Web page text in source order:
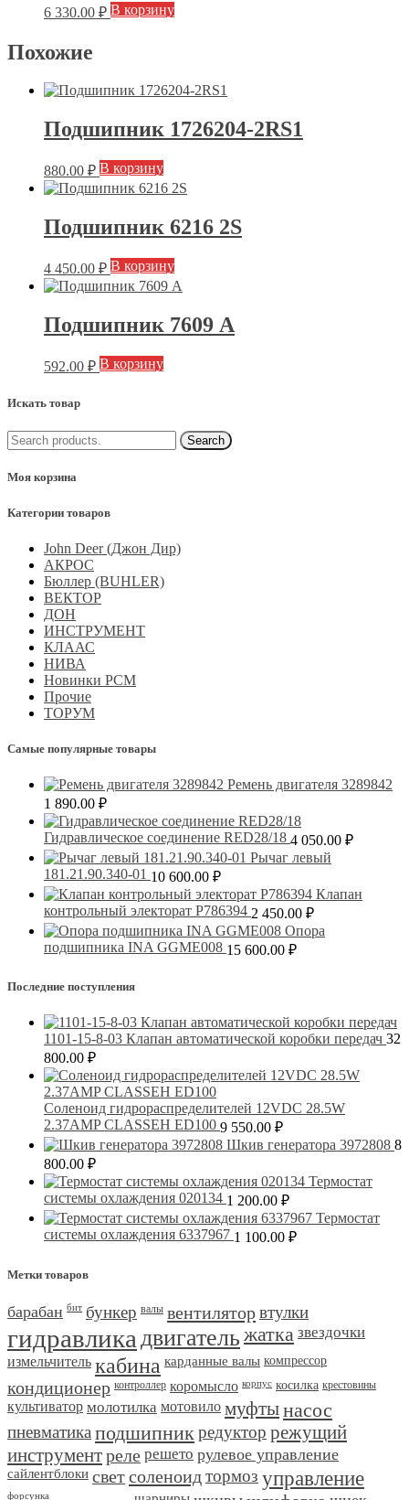
6 330.00 ₽ В корзину
Похожие
Подшипник 1726204-2RS1
880.00 ₽ В корзину
Подшипник 6216 2S
4 450.00 ₽ В корзину
Подшипник 7609 А
592.00 ₽ В корзину
Искать товар
Моя корзина
Категории товаров
John Deer (Джон Дир)
АКРОС
Бюллер (BUHLER)
ВЕКТОР
ДОН
ИНСТРУМЕНТ
КЛААС
НИВА
Новинки РСМ
Прочие
ТОРУМ
Самые популярные товары
Ремень двигателя 3289842
1 890.00 ₽
Гидравлическое соединение RED28/18 4 050.00 ₽
Рычаг левый
181.21.90.340-01 10 600.00 ₽
Клапан
контрольный электорат Р786394 2 450.00 ₽
Опора
подшипника INA GGME008 15 600.00 ₽
Последние поступления
1101-15-8-03 Клапан автоматической коробки передач 32
800.00 ₽
Соленоид гидрораспределителей 12VDC 28.5W
2.37AMP CLASSEH ED100 9 550.00 ₽
Шкив генератора 3972808 8
800.00 ₽
Термостат
системы охлаждения 020134 1 200.00 ₽
Термостат
системы охлаждения 6337967 1 100.00 ₽
Метки товаров
барабан бит бункер валы вентиляторвтулки
гидравлика двигатель жатка звездочки
измельчитель кабина карданные валы компрессор
кондиционер контроллер коромысло корпус косилка крестовины
культиватор молотилка мотовило муфтынасос
пневматика подшипник редуктор режущий
инструментреле решето рулевое управление
сайлентблоки светсоленоидтормоз управление
форсунка